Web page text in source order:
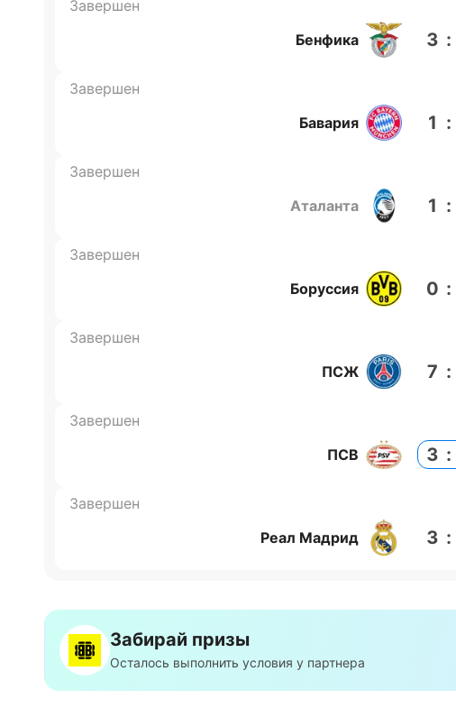
Завершен
Бенфика
3 :
Завершен
Бавария
1 :
Завершен
Аталанта
1 :
Завершен
Боруссия
0 :
Завершен
ПСЖ
7 :
Завершен
ПСВ
3 :
Завершен
Реал Мадрид
3 :
Забирай призы
Осталось выполнить условия у партнера